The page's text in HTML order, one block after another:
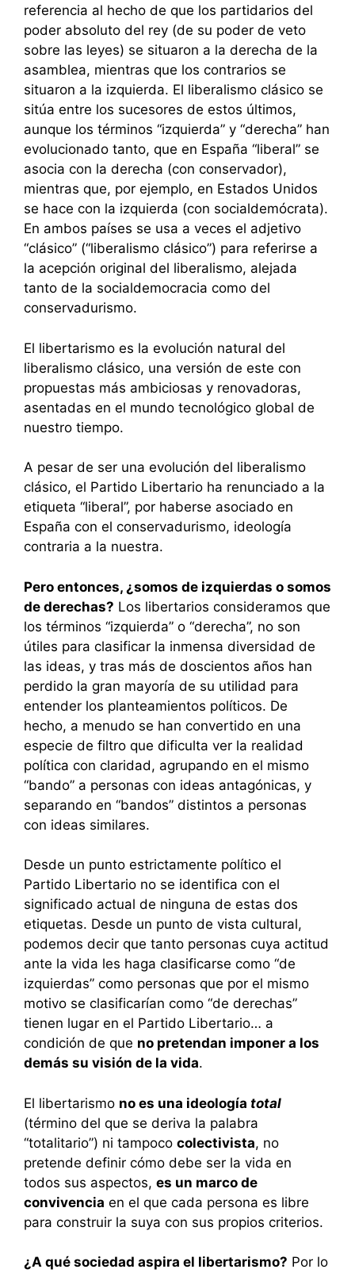
referencia al hecho de que los partidarios del
poder absoluto del rey (de su poder de veto
sobre las leyes) se situaron a la derecha de la
asamblea, mientras que los contrarios se
situaron a la izquierda. El liberalismo clásico se
sitúa entre los sucesores de estos últimos,
aunque los términos “izquierda” y “derecha” han
evolucionado tanto, que en España “liberal” se
asocia con la derecha (con conservador),
mientras que, por ejemplo, en Estados Unidos
se hace con la izquierda (con socialdemócrata).
En ambos países se usa a veces el adjetivo
“clásico” (“liberalismo clásico”) para referirse a
la acepción original del liberalismo, alejada
tanto de la socialdemocracia como del
conservadurismo.
El libertarismo es la evolución natural del
liberalismo clásico, una versión de este con
propuestas más ambiciosas y renovadoras,
asentadas en el mundo tecnológico global de
nuestro tiempo.
A pesar de ser una evolución del liberalismo
clásico, el Partido Libertario ha renunciado a la
etiqueta “liberal”, por haberse asociado en
España con el conservadurismo, ideología
contraria a la nuestra.
Pero entonces, ¿somos de izquierdas o somos
de derechas? Los libertarios consideramos que
los términos “izquierda” o “derecha”, no son
útiles para clasificar la inmensa diversidad de
las ideas, y tras más de doscientos años han
perdido la gran mayoría de su utilidad para
entender los planteamientos políticos. De
hecho, a menudo se han convertido en una
especie de filtro que dificulta ver la realidad
política con claridad, agrupando en el mismo
“bando” a personas con ideas antagónicas, y
separando en “bandos” distintos a personas
con ideas similares.
Desde un punto estrictamente político el
Partido Libertario no se identifica con el
significado actual de ninguna de estas dos
etiquetas. Desde un punto de vista cultural,
podemos decir que tanto personas cuya actitud
ante la vida les haga clasificarse como “de
izquierdas” como personas que por el mismo
motivo se clasificarían como “de derechas”
tienen lugar en el Partido Libertario… a
condición de que no pretendan imponer a los
demás su visión de la vida.
El libertarismo no es una ideología total
(término del que se deriva la palabra
“totalitario”) ni tampoco colectivista, no
pretende definir cómo debe ser la vida en
todos sus aspectos, es un marco de
convivencia en el que cada persona es libre
para construir la suya con sus propios criterios.
¿A qué sociedad aspira el libertarismo? Por lo